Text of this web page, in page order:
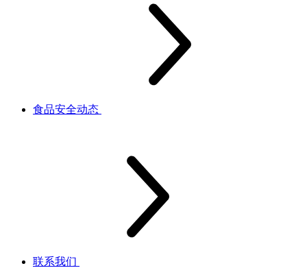
食品安全动态
联系我们